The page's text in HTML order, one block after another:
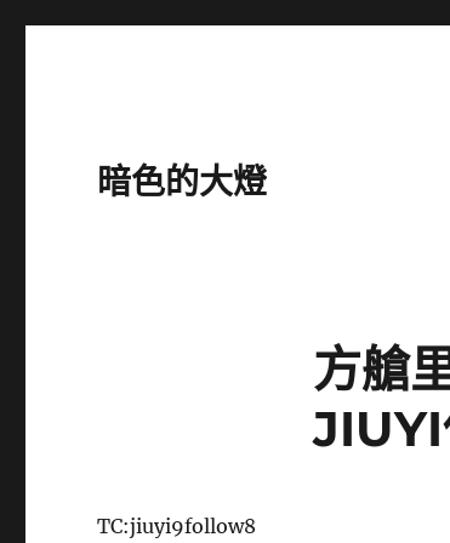
暗色的大燈
方艙
JIUYI
TC:jiuyi9follow8